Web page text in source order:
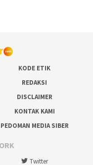
KODE ETIK
REDAKSI
DISCLAIMER
KONTAK KAMI
PEDOMAN MEDIA SIBER
Twitter